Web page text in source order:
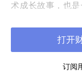
术成长故事，也
撰文｜周翔
●订阅
打开